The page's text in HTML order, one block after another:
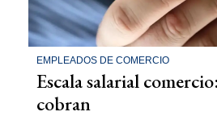
EMPLEADOS DE COMERCIO
Escala salarial
cobran